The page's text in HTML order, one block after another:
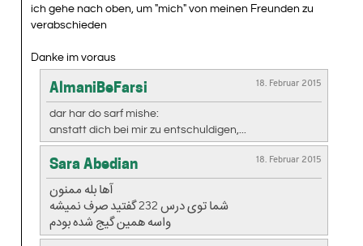
ich gehe nach oben, um "mich" von meinen Freunden zu
verabschieden
Danke im voraus
AlmaniBeFarsi 18. Februar 2015
dar har do sarf mishe:
anstatt dich bei mir zu entschuldigen,...
Sara Abedian 18. Februar 2015
آها بله ممنون
شما توی درس 232 گفتید صرف نمیشه
واسه همین گیج شده بودم